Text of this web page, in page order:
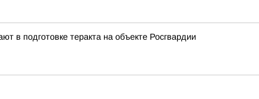
в подготовке теракта на объекте Росгвардии